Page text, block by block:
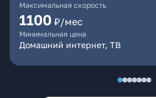
Максимальная скорость
1100 ₽/мес
Минимальная цена
Домашний интернет, ТВ